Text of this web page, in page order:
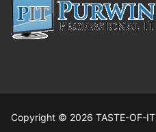
Copyright © 2026 TASTE-OF-IT